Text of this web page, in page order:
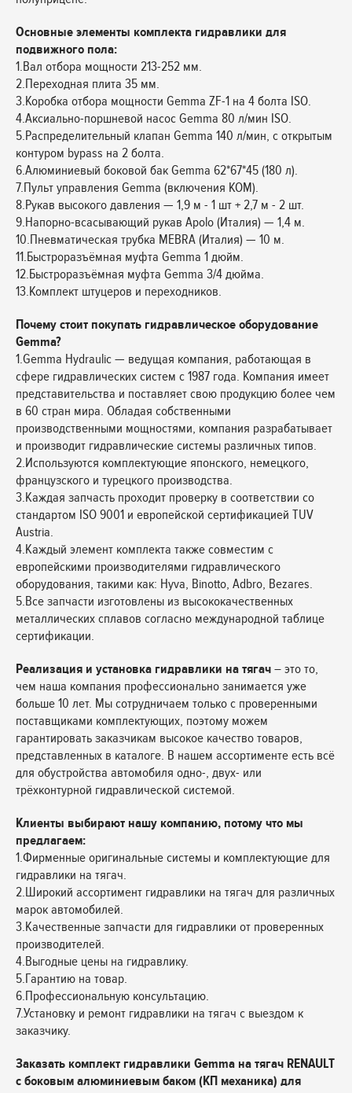
Основные элементы комплекта гидравлики для
подвижного пола:
1.Вал отбора мощности 213-252 мм.
2.Переходная плита 35 мм.
3.Коробка отбора мощности Gemma ZF-1 на 4 болта ISO.
4.Аксиально-поршневой насос Gemma 80 л/мин ISO.
5.Распределительный клапан Gemma 140 л/мин, с открытым
контуром bypass на 2 болта.
6.Алюминиевый боковой бак Gemma 62*67*45 (180 л).
7.Пульт управления Gemma (включения КОМ).
8.Рукав высокого давления — 1,9 м - 1 шт + 2,7 м - 2 шт.
9.Напорно-всасывающий рукав Apolo (Италия) — 1,4 м.
10.Пневматическая трубка MEBRA (Италия) — 10 м.
11.Быстроразъёмная муфта Gemma 1 дюйм.
12.Быстроразъёмная муфта Gemma 3/4 дюйма.
13.Комплект штуцеров и переходников.
Почему стоит покупать гидравлическое оборудование
Gemma?
1.Gemma Hydraulic — ведущая компания, работающая в
сфере гидравлических систем с 1987 года. Компания имеет
представительства и поставляет свою продукцию более чем
в 60 стран мира. Обладая собственными
производственными мощностями, компания разрабатывает
и производит гидравлические системы различных типов.
2.Используются комплектующие японского, немецкого,
французского и турецкого производства.
3.Каждая запчасть проходит проверку в соответствии со
стандартом ISO 9001 и европейской сертификацией TUV
Austria.
4.Каждый элемент комплекта также совместим с
европейскими производителями гидравлического
оборудования, такими как: Hyva, Binotto, Adbro, Bezares.
5.Все запчасти изготовлены из высококачественных
металлических сплавов согласно международной таблице
сертификации.
Реализация и установка гидравлики на тягач – это то,
чем наша компания профессионально занимается уже
больше 10 лет. Мы сотрудничаем только с проверенными
поставщиками комплектующих, поэтому можем
гарантировать заказчикам высокое качество товаров,
представленных в каталоге. В нашем ассортименте есть всё
для обустройства автомобиля одно-, двух- или
трёхконтурной гидравлической системой.
Клиенты выбирают нашу компанию, потому что мы
предлагаем:
1.Фирменные оригинальные системы и комплектующие для
гидравлики на тягач.
2.Широкий ассортимент гидравлики на тягач для различных
марок автомобилей.
3.Качественные запчасти для гидравлики от проверенных
производителей.
4.Выгодные цены на гидравлику.
5.Гарантию на товар.
6.Профессиональную консультацию.
7.Установку и ремонт гидравлики на тягач с выездом к
заказчику.
Заказать комплект гидравлики Gemma на тягач RENAULT
с боковым алюминиевым баком (КП механика) для